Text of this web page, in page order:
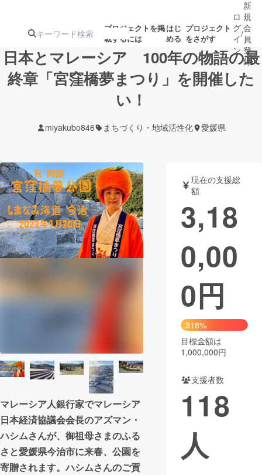
プロジェクトを掲
載するには
はじ
める
プロジェクト
をさがす
注目の新着プロ
テクノロジー・ガジェット
映像・映画 書籍・雑誌
ビジネス・起業 チャレンジ
CAMPFIRE Creation
コミュニティ
ロ
グ
イ
ン
/
新
規
会
員
登
録
日本とマレーシア 100年の物語の最
終章「宮窪橋夢まつり」を開催した
い！
miyakubo846 まちづくり・地域活性化 愛媛県
マレーシア人銀行家でマレーシア
日本経済協議会会長のアズマン・
ハシムさんが、御祖母さまのふる
さと愛媛県今治市に来春、公園を
寄贈されます。ハシムさんのご貢
現在の支援総
額
3,18
0,00
0円
318%
目標金額は
1,000,000円
支援者数
118
人